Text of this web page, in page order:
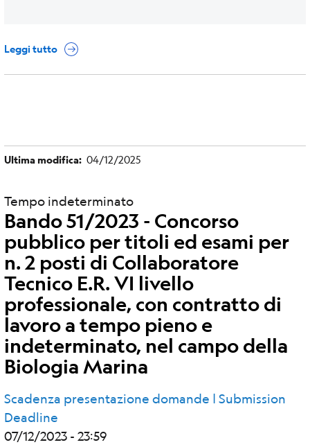
Leggi tutto
Ultima modifica 04/12/2025
Tempo indeterminato
Bando 51/2023 - Concorso
pubblico per titoli ed esami per
n. 2 posti di Collaboratore
Tecnico E.R. VI livello
professionale, con contratto di
lavoro a tempo pieno e
indeterminato, nel campo della
Biologia Marina
Scadenza presentazione domande | Submission
Deadline
07/12/2023 - 23:59